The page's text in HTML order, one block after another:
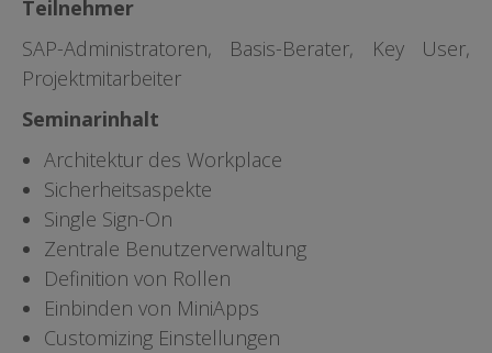
Teilnehmer
SAP-Administratoren, Basis-Berater, Key User,
Projektmitarbeiter
Seminarinhalt
Architektur des Workplace
Sicherheitsaspekte
Single Sign-On
Zentrale Benutzerverwaltung
Definition von Rollen
Einbinden von MiniApps
Customizing Einstellungen